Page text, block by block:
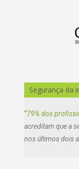
Segurança da
“79% dos
acreditam que a
nos últimos dois